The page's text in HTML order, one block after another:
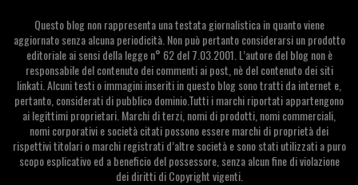
Questo blog non rappresenta una testata giornalistica in quanto viene
aggiornato senza alcuna periodicità. Non può pertanto considerarsi un prodotto
editoriale ai sensi della legge n° 62 del 7.03.2001. L’autore del blog non è
responsabile del contenuto dei commenti ai post, nè del contenuto dei siti
linkati. Alcuni testi o immagini inseriti in questo blog sono tratti da internet e,
pertanto, considerati di pubblico dominio.Tutti i marchi riportati appartengono
ai legittimi proprietari. Marchi di terzi, nomi di prodotti, nomi commerciali,
nomi corporativi e società citati possono essere marchi di proprietà dei
rispettivi titolari o marchi registrati d’altre società e sono stati utilizzati a puro
scopo esplicativo ed a beneficio del possessore, senza alcun fine di violazione
dei diritti di Copyright vigenti.